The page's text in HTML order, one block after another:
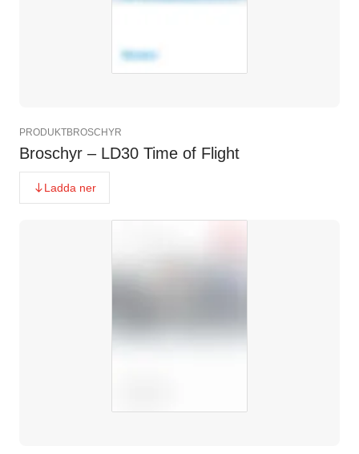
PRODUKTBROSCHYR
Broschyr – LD30 Time of Flight
Ladda ner